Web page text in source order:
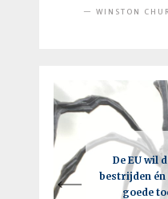
WINSTON
De EU wil
bestrijden én
goede
Een
deze
Je moet
maar niet